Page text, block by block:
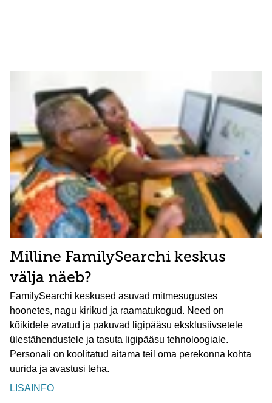
Milline FamilySearchi keskus
välja näeb?
FamilySearchi keskused asuvad mitmesugustes
hoonetes, nagu kirikud ja raamatukogud. Need on
kõikidele avatud ja pakuvad ligipääsu eksklusiivsetele
ülestähendustele ja tasuta ligipääsu tehnoloogiale.
Personali on koolitatud aitama teil oma perekonna kohta
uurida ja avastusi teha.
LISAINFO